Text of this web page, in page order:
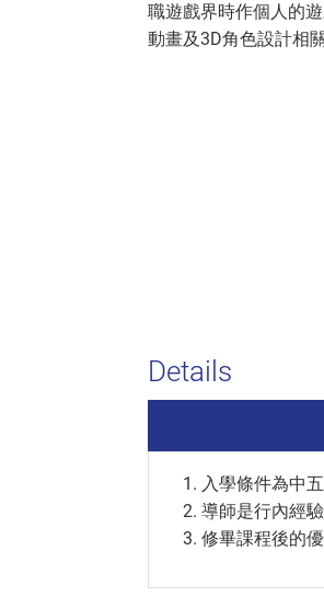
職遊戲界時作個人的
動畫及3D角色設計相關
Details
入學條件為中
導師是行內經
修畢課程後的